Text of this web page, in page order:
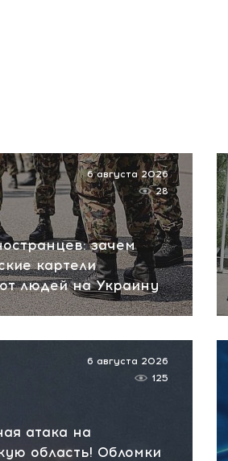
зачем
картели
людей на Украину
6 августа 2026
28
атака на
область! Обломки
6 августа 2026
125